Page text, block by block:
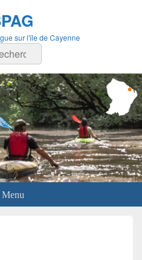
sur l'île de Cayenne
:
Menu